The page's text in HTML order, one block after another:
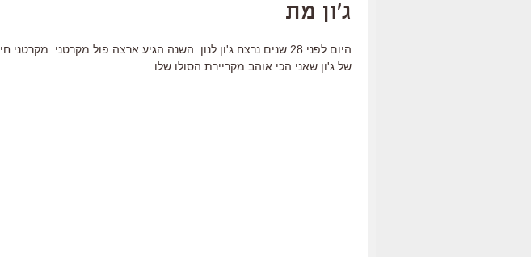
ג'ון מת
היום לפני 28 שנים נרצח ג'ון לנון. השנה הגיע ארצה פול מקרטני.
של ג'ון שאני הכי אוהב מקריירת הסולו שלו: